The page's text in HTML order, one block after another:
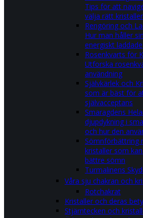
Tips för att
välja rätt kristaller
Rengöring och
Hur man håller
energiskt laddade
Rosenkvarts för
Utforska
användning
Självkärlek och
som är bäst för
självacceptans
Smaragdens
djupdykning i
och hur den
Sömnförbättring
kristaller som
bättre sömn
Turmalinens
Våra sju chakran och
Rotchakrat
Kristaller och deras
Stjärntecken och